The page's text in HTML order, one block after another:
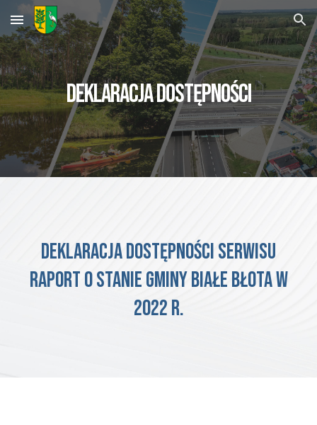
Skip to main content Skip to navigation
DEKLARACJA DOSTĘPNOŚCI
Deklaracja dostępności serwisu
Raport o stanie GMINYbiałe błotaw
2022 r.